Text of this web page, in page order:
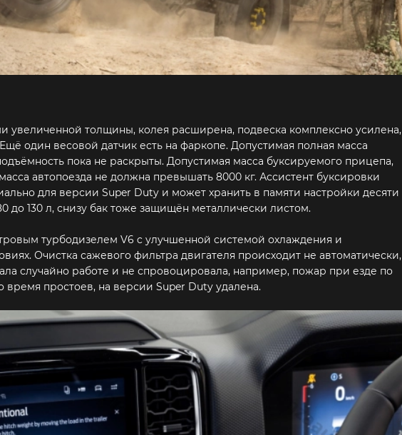
толщины, колея расширена, подвеска комплексно усилена,
один весовой датчик есть на фаркопе. Допустимая полная масса
пока не раскрыты. Допустимая масса буксируемого прицепа,
автопоезда не должна превышать 8000 кг. Ассистент буксировки
для версии Super Duty и может хранить в памяти настройки десяти
до 130 л, снизу бак тоже защищён металлически листом.
турбодизелем V6 c улучшенной системой охлаждения и
Очистка сажевого фильтра двигателя происходит не автоматически,
случайно работе и не спровоцировала, например, пожар при езде по
простоев, на версии Super Duty удалена.